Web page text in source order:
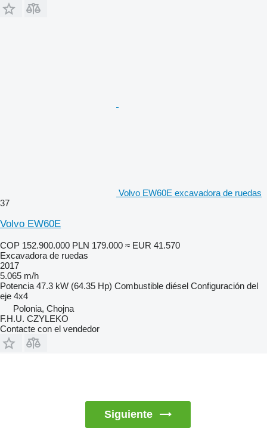
Volvo EW60E excavadora de ruedas
37
Volvo EW60E
COP 152.900.000 PLN 179.000 ≈ EUR 41.570
Excavadora de ruedas
2017
5.065 m/h
Potencia 47.3 kW (64.35 Hp) Combustible diésel Configuración del
eje 4x4
Polonia, Chojna
F.H.U. CZYLEKO
Contacte con el vendedor
Siguiente